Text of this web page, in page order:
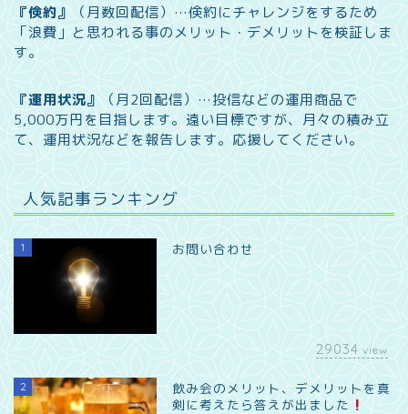
『倹約』 （月数回配信）…倹約にチャレンジをするため
「浪費」と思われる事のメリット・デメリットを検証しま
す。
『運用状況』 （月2回配信）…投信などの運用商品で
5,000万円を目指します。遠い目標ですが、月々の積み立
て、運用状況などを報告します。 応援してください。
人気記事ランキング
1 お問い合わせ
29034 view
2
飲み会のメリット、デメリットを真
剣に考えたら答えが出ました